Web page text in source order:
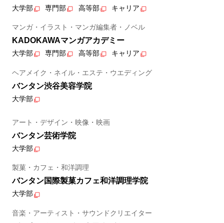
大学部 専門部 高等部 キャリア
マンガ・イラスト・マンガ編集者・ノベル
KADOKAWAマンガアカデミー
大学部 専門部 高等部 キャリア
ヘアメイク・ネイル・エステ・ウエディング
バンタン渋谷美容学院
大学部
アート・デザイン・映像・映画
バンタン芸術学院
大学部
製菓・カフェ・和洋調理
バンタン国際製菓カフェ和洋調理学院
大学部
音楽・アーティスト・サウンドクリエイター